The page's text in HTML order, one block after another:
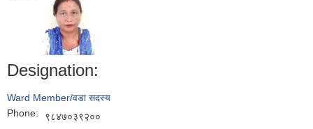
Designation:
Ward Member/वडा सदस्य
Phone:
९८४७०३९२००